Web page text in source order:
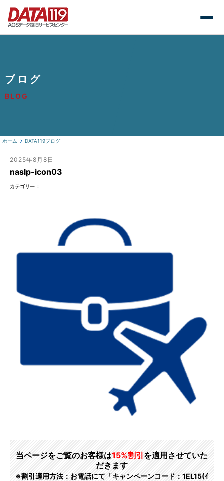
ブログ
BLOG
ホーム DATA119ブログ
2025年8月8日
naslp-icon03
カテゴリー
当ページをご覧のお客様は15%割引 を適用させていた
だきます
※割引適用方法：お電話にて「キャンペーンコード：1EL15(ｲ